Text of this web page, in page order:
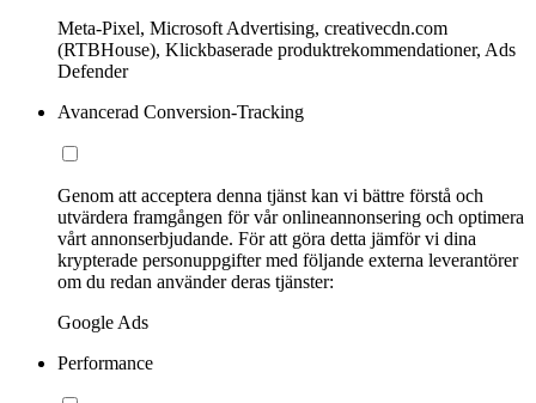
Meta-Pixel, Microsoft Advertising, creativecdn.com
(RTBHouse), Klickbaserade produktrekommendationer, Ads
Defender
Avancerad Conversion-Tracking
Genom att acceptera denna tjänst kan vi bättre förstå och
utvärdera framgången för vår onlineannonsering och optimera
vårt annonserbjudande. För att göra detta jämför vi dina
krypterade personuppgifter med följande externa leverantörer
om du redan använder deras tjänster:
Google Ads
Performance